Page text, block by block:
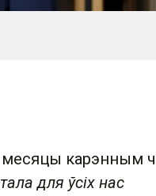
карэнным
для ўсіх нас